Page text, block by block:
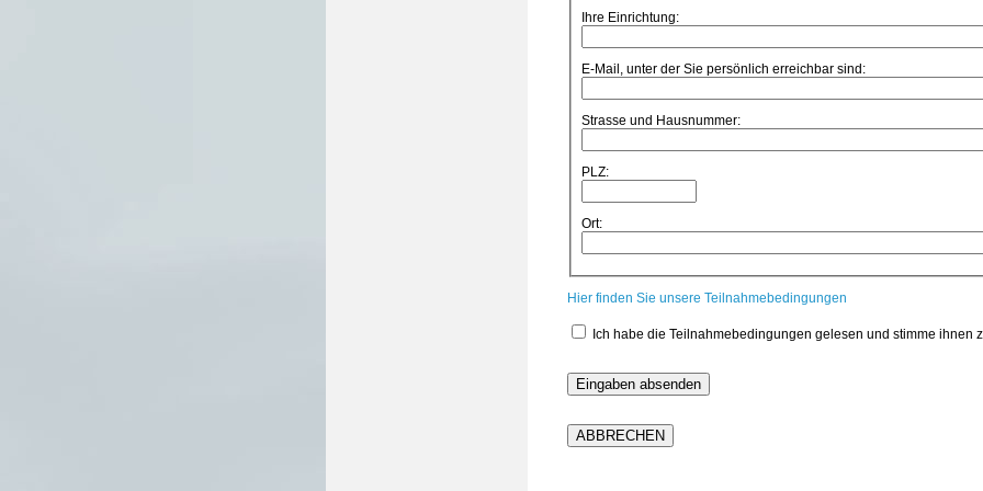
Ihre Einrichtung:
E-Mail, unter der Sie persönlich erreichbar sind:
Strasse und Hausnummer:
PLZ:
Ort:
Hier finden Sie unsere Teilnahmebedingungen
Ich habe die Teilnahmebedingungen gelesen und stimme ihnen